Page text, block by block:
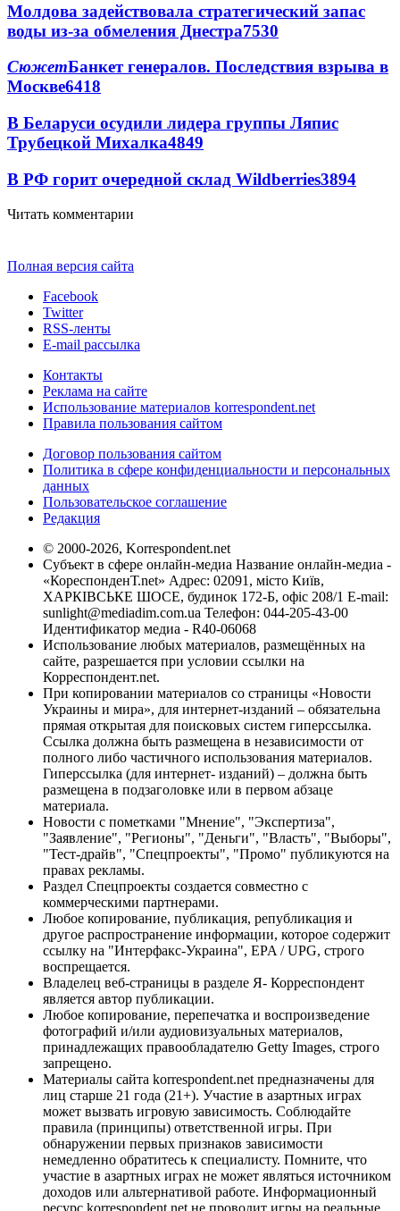
Молдова задействовала стратегический запас
воды из-за обмеления Днестра7530
СюжетБанкет генералов. Последствия взрыва в
Москве6418
В Беларуси осудили лидера группы Ляпис
Трубецкой Михалка4849
В РФ горит очередной склад Wildberries3894
Читать комментарии
Полная версия сайта
Facebook
Twitter
RSS-ленты
E-mail рассылка
Контакты
Реклама на сайте
Использование материалов korrespondent.net
Правила пользования сайтом
Договор пользования сайтом
Политика в сфере конфиденциальности и персональных
данных
Пользовательское соглашение
Редакция
© 2000-2026, Korrespondent.net
Субъект в сфере онлайн-медиа Название онлайн-медиа -
«КореспонденТ.net» Адрес: 02091, місто Київ,
ХАРКІВСЬКЕ ШОСЕ, будинок 172-Б, офіс 208/1 E-mail:
sunlight@mediadim.com.ua Телефон: 044-205-43-00
Идентификатор медиа - R40-06068
Использование любых материалов, размещённых на
сайте, разрешается при условии ссылки на
Корреспондент.net.
При копировании материалов со страницы «Новости
Украины и мира», для интернет-изданий – обязательна
прямая открытая для поисковых систем гиперссылка.
Ссылка должна быть размещена в независимости от
полного либо частичного использования материалов.
Гиперссылка (для интернет- изданий) – должна быть
размещена в подзаголовке или в первом абзаце
материала.
Новости с пометками "Мнение", "Экспертиза",
"Заявление", "Регионы", "Деньги", "Власть", "Выборы",
"Тест-драйв", "Спецпроекты", "Промо" публикуются на
правах рекламы.
Раздел Спецпроекты создается совместно с
коммерческими партнерами.
Любое копирование, публикация, републикация и
другое распространение информации, которое содержит
ссылку на "Интерфакс-Украина", EPA / UPG, строго
воспрещается.
Владелец веб-страницы в разделе Я- Корреспондент
является автор публикации.
Любое копирование, перепечатка и воспроизведение
фотографий и/или аудиовизуальных материалов,
принадлежащих правообладателю Getty Images, строго
запрещено.
Материалы сайта korrespondent.net предназначены для
лиц старше 21 года (21+). Участие в азартных играх
может вызвать игровую зависимость. Соблюдайте
правила (принципы) ответственной игры. При
обнаружении первых признаков зависимости
немедленно обратитесь к специалисту. Помните, что
участие в азартных играх не может являться источником
доходов или альтернативой работе. Информационный
ресурс korrespondent.net не проводит игры на реальные